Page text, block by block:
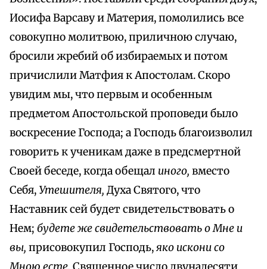
Иосифа Варсаву и Материя, помолились все
совокупно молитвою, приличною случаю,
бросили жребий об избираемых и потом
причислили Матфия к Апостолам. Скоро
увидим мы, что первым и особенным
предметом Апостольской проповеди было
воскресение Господа; а Господь благоизволил
говорить к ученикам даже в предсмертной
Своей беседе, когда обещал иного, вместо
Себя, Утешителя, Духа Святого, что
Наставник сей будет свидетельствовать о
Нем; будете же свидетельствовать о Мне и
вы, присовокупил Господь,яко искони со